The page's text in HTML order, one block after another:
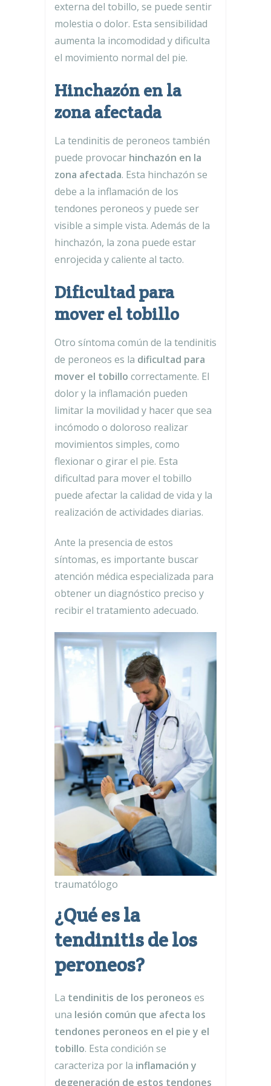
externa del tobillo, se puede sentir
molestia o dolor. Esta sensibilidad
aumenta la incomodidad y dificulta
el movimiento normal del pie.
Hinchazón en la
zona afectada
La tendinitis de peroneos también
puede provocar hinchazón en la
zona afectada. Esta hinchazón se
debe a la inflamación de los
tendones peroneos y puede ser
visible a simple vista. Además de la
hinchazón, la zona puede estar
enrojecida y caliente al tacto.
Dificultad para
mover el tobillo
Otro síntoma común de la tendinitis
de peroneos es la dificultad para
mover el tobillo correctamente. El
dolor y la inflamación pueden
limitar la movilidad y hacer que sea
incómodo o doloroso realizar
movimientos simples, como
flexionar o girar el pie. Esta
dificultad para mover el tobillo
puede afectar la calidad de vida y la
realización de actividades diarias.
Ante la presencia de estos
síntomas, es importante buscar
atención médica especializada para
obtener un diagnóstico preciso y
recibir el tratamiento adecuado.
traumatólogo
¿Qué es la
tendinitis de los
peroneos?
La tendinitis de los peroneos es
una lesión común que afecta los
tendones peroneos en el pie y el
tobillo. Esta condición se
caracteriza por la inflamación y
degeneración de estos tendones